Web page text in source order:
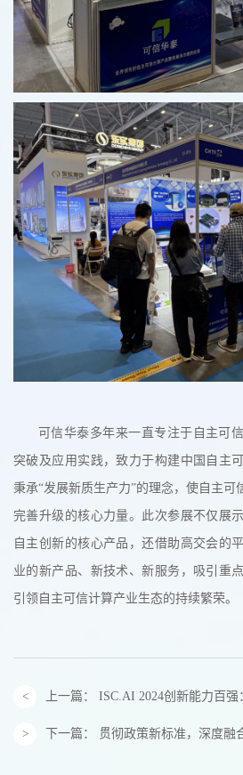
可信华泰多年来一直专注于自主可
突破及应用实践，致力于构建中国自主
秉承“发展新质生产力”的理念，使自主可
完善升级的核心力量。此次参展不仅展
自主创新的核心产品，还借助高交会的
业的新产品、新技术、新服务，吸引重
引领自主可信计算产业生态的持续繁荣。
上一篇： ISC.AI 2024创新能力百
下一篇： 贯彻政策新标准，深度融